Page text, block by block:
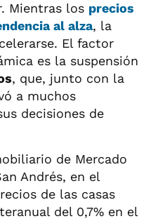
Mientras los precios
al alza, la
El factor
es la suspensión
, que, junto con la
a muchos
decisiones de
de Mercado
Andrés, en el
de las casas
del 0,7% en el